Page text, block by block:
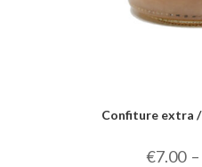
Confiture extra
€7.00 –